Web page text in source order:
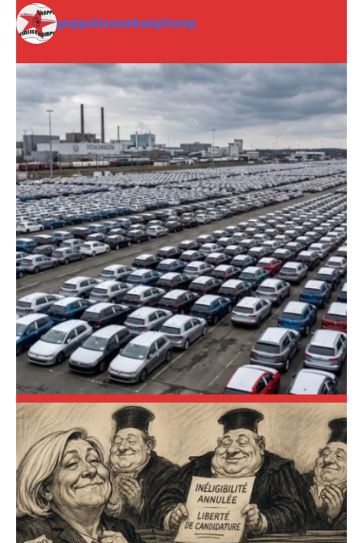
gruppeklassenkampfcorep